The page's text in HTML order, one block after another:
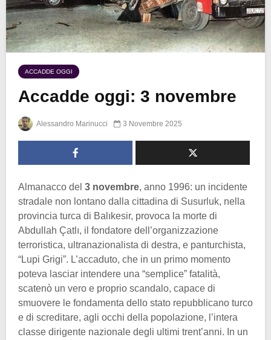
ACCADDE OGGI
Accadde oggi: 3 novembre
Alessandro Marinucci 3 Novembre 2025
Almanacco del 3 novembre, anno 1996: un incidente
stradale non lontano dalla cittadina di Susurluk, nella
provincia turca di Balıkesir, provoca la morte di
Abdullah Çatlı, il fondatore dell’organizzazione
terroristica, ultranazionalista di destra, e panturchista,
“Lupi Grigi”. L’accaduto, che in un primo momento
poteva lasciar intendere una “semplice” fatalità,
scatenò un vero e proprio scandalo, capace di
smuovere le fondamenta dello stato repubblicano turco
e di screditare, agli occhi della popolazione, l’intera
classe dirigente nazionale degli ultimi trent’anni. In un